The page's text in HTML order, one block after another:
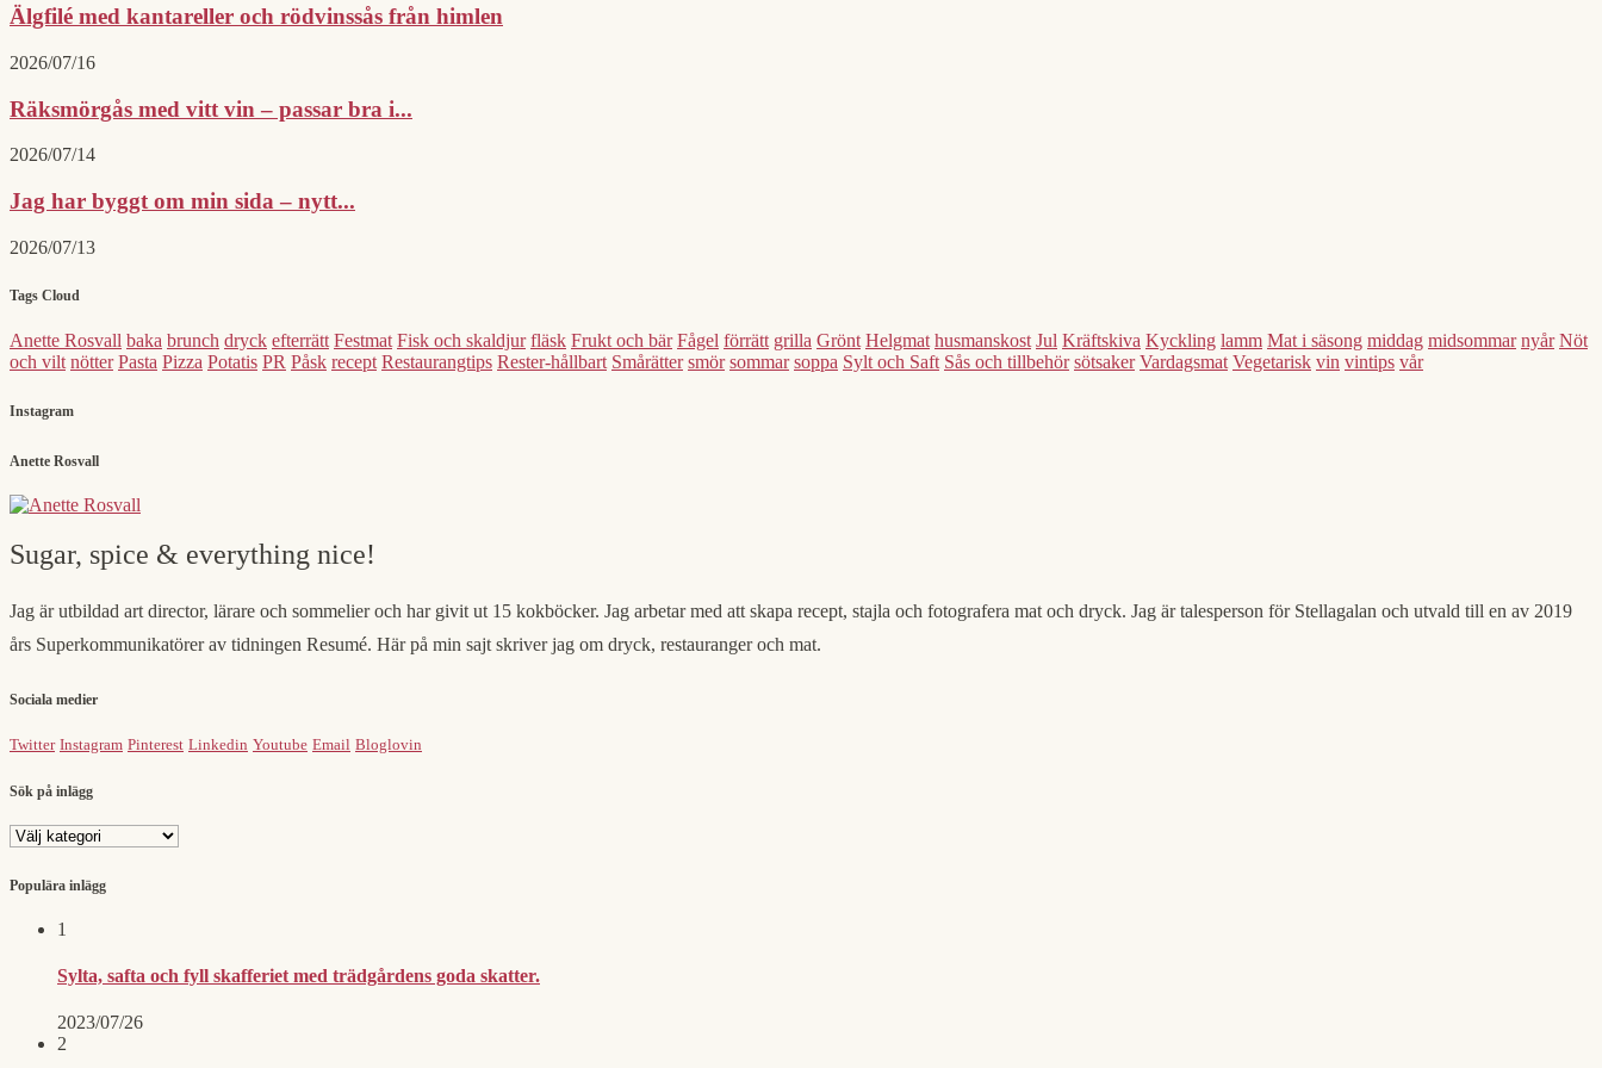
Älgfilé med kantareller och rödvinssås från himlen
2026/07/16
Räksmörgås med vitt vin – passar bra i...
2026/07/14
Jag har byggt om min sida – nytt...
2026/07/13
Tags Cloud
Anette Rosvall baka brunch dryck efterrätt Festmat Fisk och skaldjur fläsk Frukt och bär Fågel förrätt grilla Grönt Helgmat husmanskost Jul Kräftskiva Kyckling lamm Mat i säsong middag midsommar nyår Nöt
och vilt nötter Pasta Pizza Potatis PR Påsk recept Restaurangtips Rester-hållbart Smårätter smör sommar soppa Sylt och Saft Sås och tillbehör sötsaker Vardagsmat Vegetarisk vin vintips vår
Instagram
Anette Rosvall
Sugar, spice & everything nice!
Jag är utbildad art director, lärare och sommelier och har givit ut 15 kokböcker. Jag arbetar med att skapa recept, stajla och fotografera mat och dryck. Jag är talesperson för Stellagalan och utvald till en av 2019
års Superkommunikatörer av tidningen Resumé. Här på min sajt skriver jag om dryck, restauranger och mat.
Sociala medier
Twitter Instagram Pinterest Linkedin Youtube Email Bloglovin
Sök på inlägg
Sök
inlägg
Populära inlägg
1
Sylta, safta och fyll skafferiet med trädgårdens goda skatter.
2023/07/26
2